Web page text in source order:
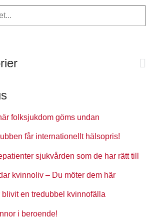
folksjukdom göms undan
får internationellt hälsopris!
sjukvården som de har rätt till
kvinnoliv – Du möter dem här
en tredubbel kvinnofälla
i beroende!